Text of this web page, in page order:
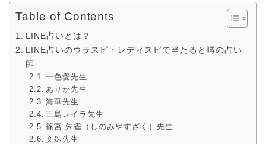
Table of Contents
LINE占いとは？
LINE占いのウラスピ・レディスピで当たると噂の占い
師
一色愛先生
ありか先生
海華先生
三島レイラ先生
篠宮 朱雀（しのみやすざく）先生
文殊先生